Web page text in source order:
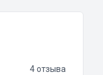
4 отзыва